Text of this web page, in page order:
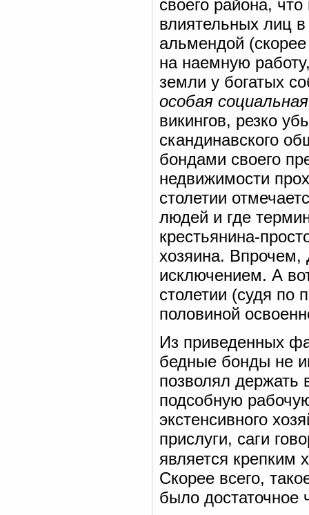
своего района,
влиятельных лиц в
альмендой
на наемную
земли у богатых
особая
викингов, резко
скандинавского
бондами своего
недвижимости
столетии
людей и где
крестьянина-
хозяина. Впрочем,
исключением. А
столетии (судя по
половиной
Из приведенных
бедные бонды не
позволял
подсобную
экстенсивного
прислуги, саги
является крепким
Скорее всего,
было достаточное